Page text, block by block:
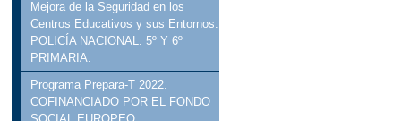
Mejora de la Seguridad en los
Centros Educativos y sus Entornos.
POLICÍA NACIONAL. 5º Y 6º
PRIMARIA.
Programa Prepara-T 2022.
COFINANCIADO POR EL FONDO